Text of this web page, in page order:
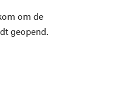
om de
geopend.